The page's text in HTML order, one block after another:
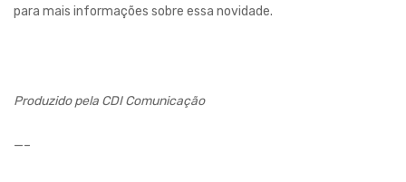
para mais informações sobre essa novidade.
Produzido pela CDI Comunicação
—–